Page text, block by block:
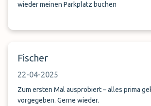
wieder meinen Parkplatz buchen
Fischer
22-04-2025
Zum ersten Mal ausprobiert – alles prima
vorgegeben. Gerne wieder.